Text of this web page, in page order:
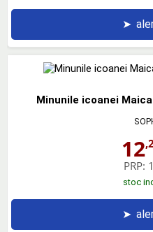
➤
Minunile icoanei
12
PRP:
stoc
➤